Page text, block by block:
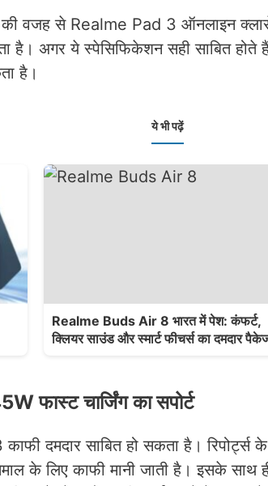
की वजह से Realme Pad 3 ऑनलाइन
है। अगर ये स्पेसिफिकेशन सही साबित
है।
ये भी पढ़ें
Realme Buds Air 8 भारत में पेश: कंफर्ट,
क्लियर साउंड और स्मार्ट फीचर्स का दमदार
फास्ट चार्जिंग का सपोर्ट
दमदार साबित हो सकता है।
के लिए काफी मानी जाती है। इसके